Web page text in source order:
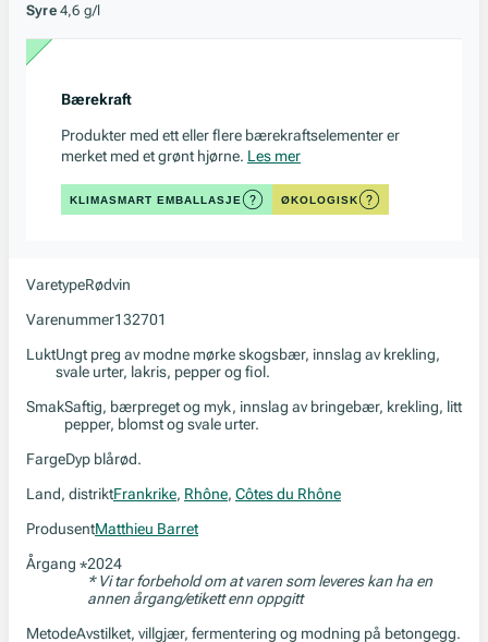
Syre 4,6 g/l
Bærekraft
Produkter med ett eller flere bærekraftselementer er
merket med et grønt hjørne. Les mer
KLIMASMART EMBALLASJE ØKOLOGISK
VaretypeRødvin
Varenummer132701
LuktUngt preg av modne mørke skogsbær, innslag av krekling,
svale urter, lakris, pepper og fiol.
SmakSaftig, bærpreget og myk, innslag av bringebær, krekling, litt
pepper, blomst og svale urter.
FargeDyp blårød.
Land, distriktFrankrike, Rhône, Côtes du Rhône
ProdusentMatthieu Barret
Årgang *2024
* Vi tar forbehold om at varen som leveres kan ha en
annen årgang/etikett enn oppgitt
MetodeAvstilket, villgjær, fermentering og modning på betongegg.